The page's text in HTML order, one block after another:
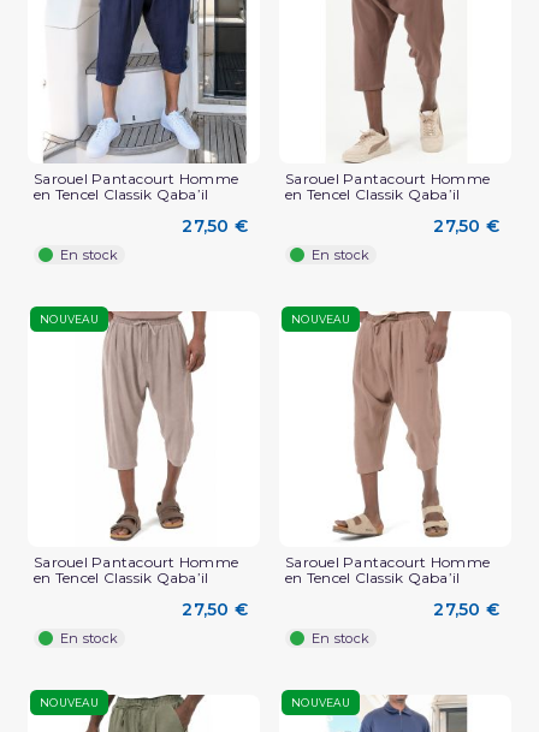
Sarouel Pantacourt Homme
en Tencel Classik Qaba’il
27,50 €
En stock
Sarouel Pantacourt Homme
en Tencel Classik Qaba’il
27,50 €
En stock
NOUVEAU
Sarouel Pantacourt Homme
en Tencel Classik Qaba’il
27,50 €
En stock
NOUVEAU
Sarouel Pantacourt Homme
en Tencel Classik Qaba’il
27,50 €
En stock
NOUVEAU NOUVEAU